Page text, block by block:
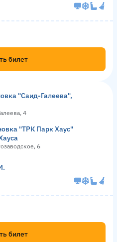
билет
"Саид-Галеева",
4
"ТРК Парк Хаус"
6
билет